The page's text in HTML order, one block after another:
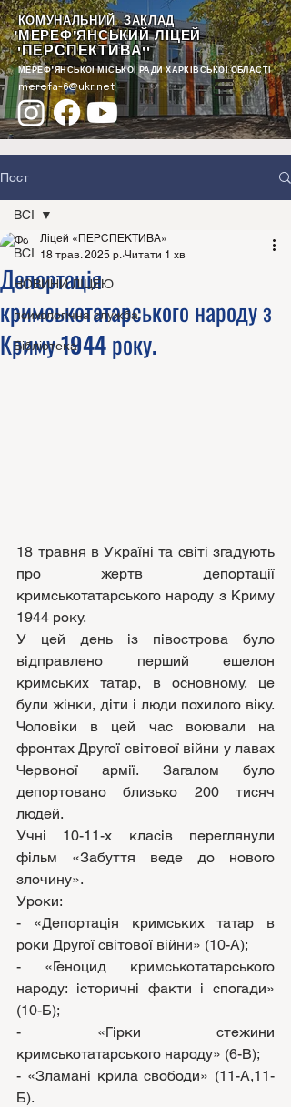
КОМУНАЛЬНИЙ ЗАКЛАД
"МЕРЕФ'ЯНСЬКИЙ ЛІЦЕЙ
"ПЕРСПЕКТИВА""
МЕРЕФ'ЯНСЬКОЇ МІСЬКОЇ РАДИ ХАРКІВСЬКОЇ ОБЛАСТІ
merefa-6@ukr.net
Пост
ВСІ
НОВИНИ ЛІЦЕЮ
психологічна служба
Бібліотека
ВСІ
Депортація
кримськотатарського народу з
Криму 1944 року.
Ліцей «ПЕРСПЕКТИВА»
18 трав. 2025 р. Читати 1 хв
18 травня в Україні та світі згадують
про жертв депортації
кримськотатарського народу з Криму
1944 року.
У цей день із півострова було
відправлено перший ешелон
кримських татар, в основному, це
були жінки, діти і люди похилого віку.
Чоловіки в цей час воювали на
фронтах Другої світової війни у лавах
Червоної армії. Загалом було
депортовано близько 200 тисяч
людей.
Учні 10-11-х класів переглянули
фільм «Забуття веде до нового
злочину».
Уроки:
- «Депортація кримських татар в
роки Другої світової війни» (10-А);
- «Геноцид кримськотатарського
народу: історичні факти і спогади»
(10-Б);
- «Гірки стежини
кримськотатарського народу» (6-В);
- «Зламані крила свободи» (11-А,11-
Б).